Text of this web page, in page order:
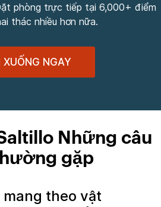
phòng trực tiếp tại 6,000+ điểm
thác nhiều hơn nữa.
XUỐNG NGAY
Những câu
gặp
theo vật